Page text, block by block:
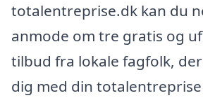
totalentreprise.dk kan du
anmode om tre gratis og
tilbud fra lokale fagfolk,
dig med din totalentreprise